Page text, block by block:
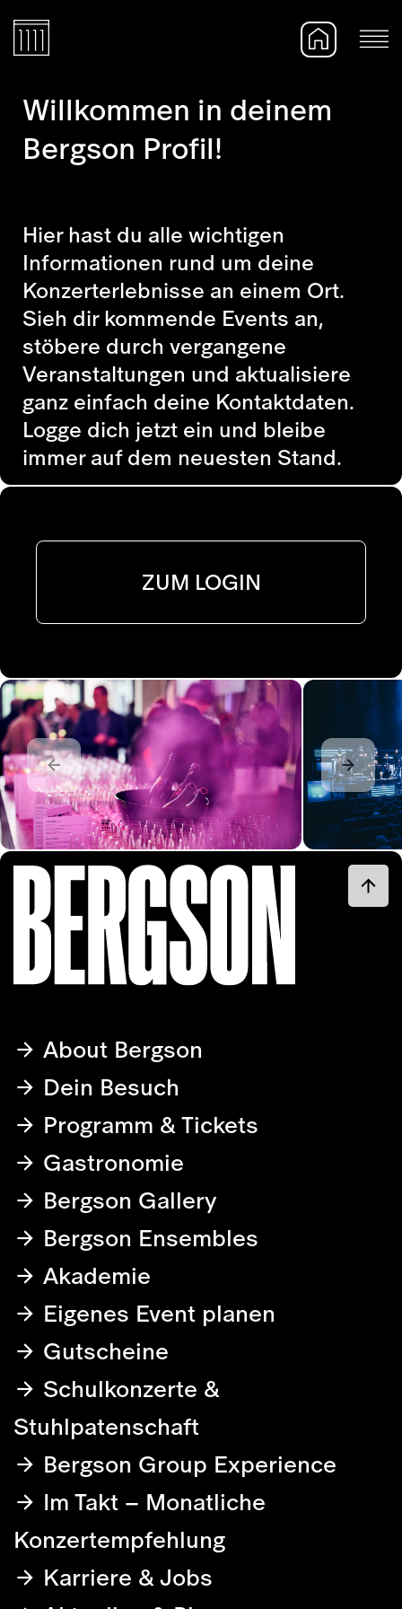
Willkommen in deinem
Bergson Profil!
Hier hast du alle wichtigen
Informationen rund um deine
Konzerterlebnisse an einem Ort.
Sieh dir kommende Events an,
stöbere durch vergangene
Veranstaltungen und aktualisiere
ganz einfach deine Kontaktdaten.
Logge dich jetzt ein und bleibe
immer auf dem neuesten Stand.
ZUM LOGIN
About Bergson
Dein Besuch
Programm & Tickets
Gastronomie
Bergson Gallery
Bergson Ensembles
Akademie
Eigenes Event planen
Gutscheine
Schulkonzerte &
Stuhlpatenschaft
Bergson Group Experience
Im Takt – Monatliche
Konzertempfehlung
Karriere & Jobs